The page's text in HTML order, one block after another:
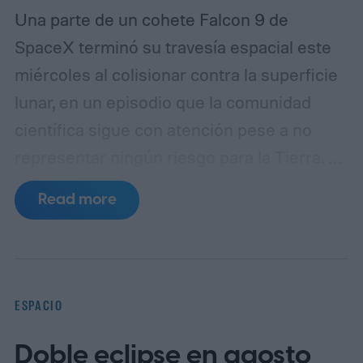
Una parte de un cohete Falcon 9 de
SpaceX terminó su travesía espacial este
miércoles al colisionar contra la superficie
lunar, en un episodio que la comunidad
trata de la segunda etapa del lanzador,
utilizada en enero de 2025 para poner en
ispace. Tras cumplir su misión, el
Read more
ESPACIO